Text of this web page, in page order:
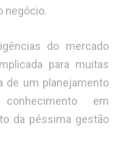
negócio.
do mercado
para muitas
de um planejamento
em
da péssima gestão